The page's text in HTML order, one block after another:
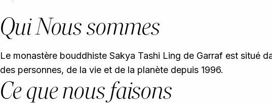
Qui Nous sommes
Le monastère bouddhiste Sakya Tashi Ling de Garraf est situé
des personnes, de la vie et de la planète depuis 1996.
Ce que nous faisons